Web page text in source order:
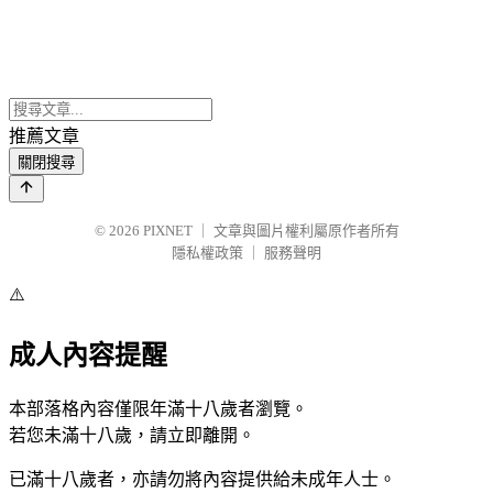
推薦文章
關閉搜尋
© 2026 PIXNET
文章與圖片權利屬原作者所有
隱私權政策
服務聲明
⚠️
成人內容提醒
本部落格內容僅限年滿十八歲者瀏覽。
若您未滿十八歲，請立即離開。
已滿十八歲者，亦請勿將內容提供給未成年人士。